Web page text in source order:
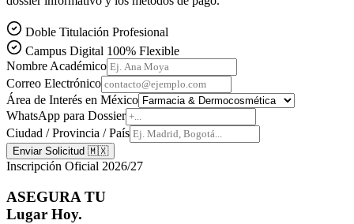
Doble Titulación Profesional
Campus Digital 100% Flexible
Nombre Académico
Correo Electrónico
Área de Interés en México
WhatsApp para Dossier
Ciudad / Provincia / País
Enviar Solicitud 🇲🇽
Inscripción Oficial 2026/27
ASEGURA TU
Lugar Hoy.